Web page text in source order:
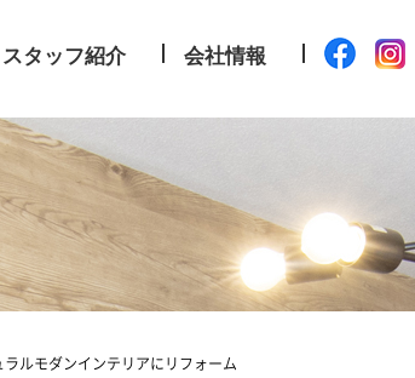
スタッフ紹介 会社情報
ラルモダンインテリアにリフォーム